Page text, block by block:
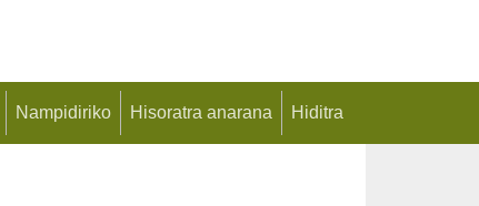
Nampidiriko Hisoratra anarana Hiditra